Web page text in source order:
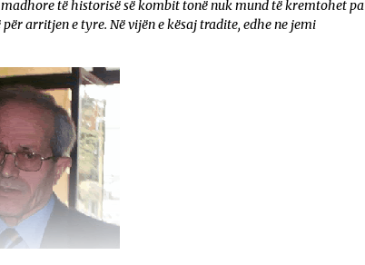
të historisë së kombit tonë nuk mund të kremtohet pa
arritjen e tyre. Në vijën e kësaj tradite, edhe ne jemi